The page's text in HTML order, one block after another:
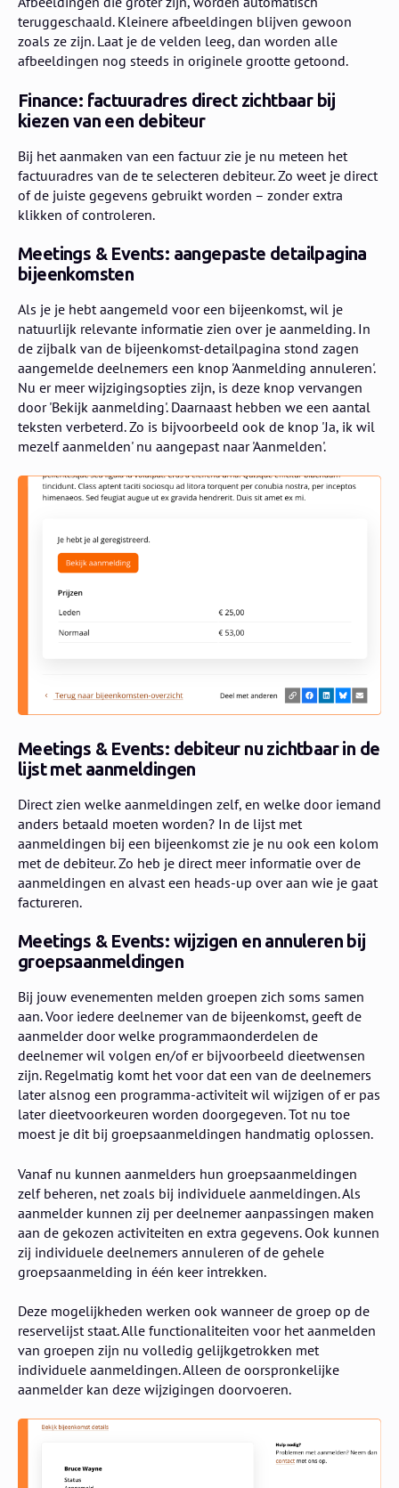
teruggeschaald. Kleinere afbeeldingen blijven gewoon
zoals ze zijn. Laat je de velden leeg, dan worden alle
afbeeldingen nog steeds in originele grootte getoond.
Finance: factuuradres direct zichtbaar bij
kiezen van een debiteur
Bij het aanmaken van een factuur zie je nu meteen het
factuuradres van de te selecteren debiteur. Zo weet je direct
of de juiste gegevens gebruikt worden – zonder extra
klikken of controleren.
Meetings & Events: aangepaste detailpagina
bijeenkomsten
Als je je hebt aangemeld voor een bijeenkomst, wil je
natuurlijk relevante informatie zien over je aanmelding. In
de zijbalk van de bijeenkomst-detailpagina stond zagen
aangemelde deelnemers een knop 'Aanmelding annuleren'.
Nu er meer wijzigingsopties zijn, is deze knop vervangen
door 'Bekijk aanmelding'. Daarnaast hebben we een aantal
teksten verbeterd. Zo is bijvoorbeeld ook de knop 'Ja, ik wil
mezelf aanmelden' nu aangepast naar 'Aanmelden'.
Meetings & Events: debiteur nu zichtbaar in de
lijst met aanmeldingen
Direct zien welke aanmeldingen zelf, en welke door iemand
anders betaald moeten worden? In de lijst met
aanmeldingen bij een bijeenkomst zie je nu ook een kolom
met de debiteur. Zo heb je direct meer informatie over de
aanmeldingen en alvast een heads-up over aan wie je gaat
factureren.
Meetings & Events: wijzigen en annuleren bij
groepsaanmeldingen
Bij jouw evenementen melden groepen zich soms samen
aan. Voor iedere deelnemer van de bijeenkomst, geeft de
aanmelder door welke programmaonderdelen de
deelnemer wil volgen en/of er bijvoorbeeld dieetwensen
zijn. Regelmatig komt het voor dat een van de deelnemers
later alsnog een programma-activiteit wil wijzigen of er pas
later dieetvoorkeuren worden doorgegeven. Tot nu toe
moest je dit bij groepsaanmeldingen handmatig oplossen.
Vanaf nu kunnen aanmelders hun groepsaanmeldingen
zelf beheren, net zoals bij individuele aanmeldingen. Als
aanmelder kunnen zij per deelnemer aanpassingen maken
aan de gekozen activiteiten en extra gegevens. Ook kunnen
zij individuele deelnemers annuleren of de gehele
groepsaanmelding in één keer intrekken.
Deze mogelijkheden werken ook wanneer de groep op de
reservelijst staat. Alle functionaliteiten voor het aanmelden
van groepen zijn nu volledig gelijkgetrokken met
individuele aanmeldingen. Alleen de oorspronkelijke
aanmelder kan deze wijzigingen doorvoeren.